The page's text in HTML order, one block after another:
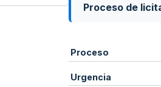
Proceso de
Proceso
Urgencia